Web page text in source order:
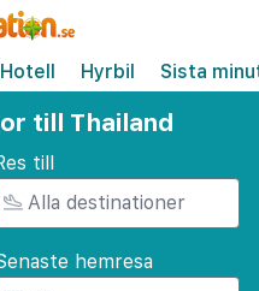
Hotell Hyrbil Sista
till Thailand
till
hemresa